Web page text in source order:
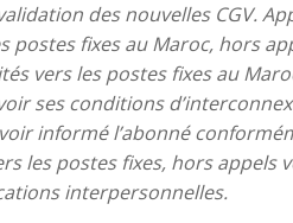
des nouvelles CGV.
postes fixes au Maroc, hors
vers les postes fixes au
ses conditions
informé l’abonné
les postes fixes, hors appels
interpersonnelles.